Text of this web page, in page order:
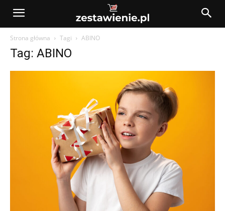
Strona główna Tagi ABINO
Tag: ABINO